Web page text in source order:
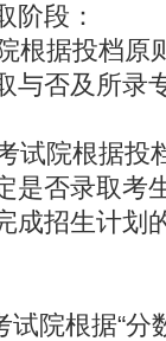
阶段：
根据投档原
与否及所录
试院根据投
是否录取考
成招生计划
院根据“分